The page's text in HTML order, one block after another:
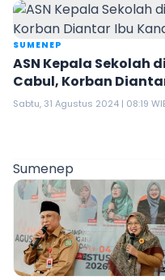
SUMENEP
ASN Kepala Sekolah
Cabul, Korban
Sabtu, 31 Agustus 2024 | 08:19
Sumenep